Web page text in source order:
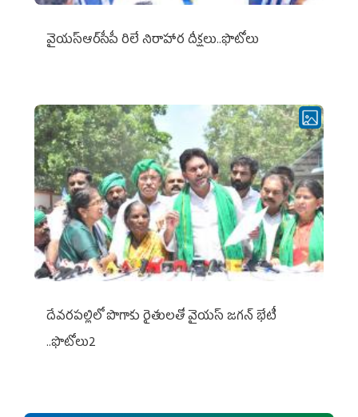
వైయ‌స్ఆర్‌సీపీ రిలే నిరాహార దీక్షలు..ఫొటోలు
దేవరపల్లిలో పొగాకు రైతులతో వైయస్ జగన్ భేటీ
..ఫొటోలు2